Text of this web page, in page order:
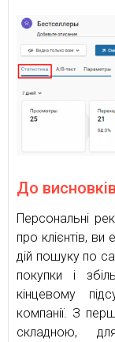
До висновків
Персональні
про клієнтів, ви
дій пошуку по
покупки і
кінцевому
компанії. З
складною,